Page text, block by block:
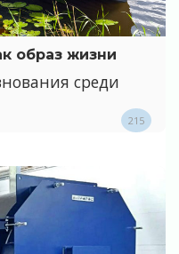
образ жизни
среди
215